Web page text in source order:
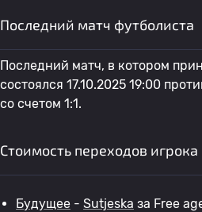
Последний матч футболиста
Последний матч, в котором
состоялся 17.10.2025 19:00
со счетом 1:1.
Стоимость переходов игрока
Будущее - Sutjeska за Free